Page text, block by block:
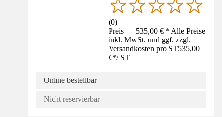
(0)
Preis — 535,00 € * Alle Preise
inkl. MwSt. und ggf. zzgl.
Versandkosten pro ST535,00
€*/ ST
Online bestellbar
Nicht reservierbar